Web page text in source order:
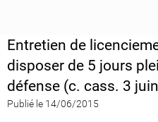
Entretien de
disposer de 5 jours
défense (c. cass. 3
Publié le 14/06/2015